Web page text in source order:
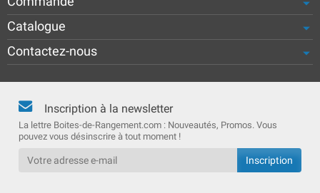
Catalogue
Contactez-nous
Inscription à la newsletter
La lettre Boites-de-Rangement.com : Nouveautés, Promos. Vous
pouvez vous désinscrire à tout moment !